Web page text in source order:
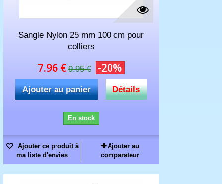
Sangle Nylon 25 mm 100 cm pour
colliers
7.96 € 9.95 € -20%
Ajouter au panier Détails
En stock
Ajouter ce produit à
ma liste d'envies
Ajouter au
comparateur